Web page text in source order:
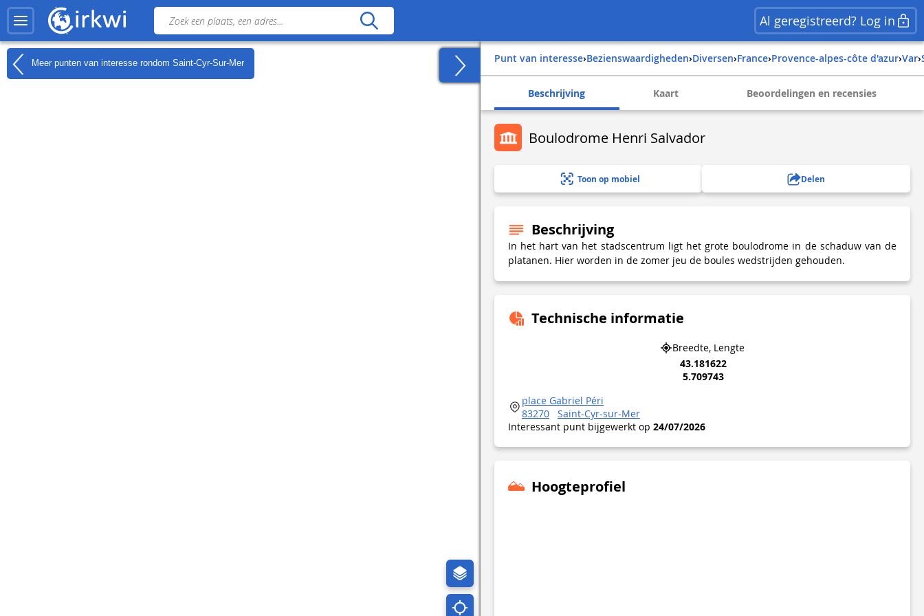
Al geregistreerd? Log in
Meer punten van interesse rondom Saint-Cyr-Sur-Mer Punt van interesse› Bezienswaardigheden› Diversen› france› provence-alpes-côte d'azur› var›
Beschrijving Kaart Beoordelingen en recensies
Boulodrome Henri Salvador
Toon op mobiel Delen
Beschrijving
In het hart van het stadscentrum ligt het grote boulodrome in de schaduw van de
platanen. Hier worden in de zomer jeu de boules wedstrijden gehouden.
Technische informatie
Breedte, Lengte
43.181622
5.709743
place Gabriel Péri
83270
Saint-Cyr-sur-Mer
Interessant punt bijgewerkt op 24/07/2026
Hoogteprofiel